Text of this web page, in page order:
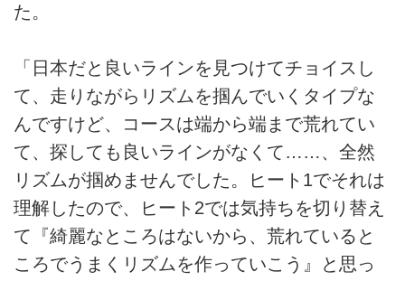
た。
「日本だと良いラインを見つけてチョイスし
て、走りながらリズムを掴んでいくタイプな
んですけど、コースは端から端まで荒れてい
て、探しても良いラインがなくて……、全然
リズムが掴めませんでした。ヒート1でそれは
理解したので、ヒート2では気持ちを切り替え
て『綺麗なところはないから、荒れていると
ころでうまくリズムを作っていこう』と思っ